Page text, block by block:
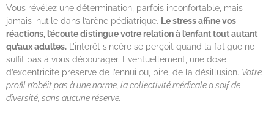
Vous révélez une détermination, parfois inconfortable, mais
jamais inutile dans l’arène pédiatrique. Le stress affine vos
réactions, l’écoute distingue votre relation à l’enfant tout autant
qu’aux adultes. L’intérêt sincère se perçoit quand la fatigue ne
suffit pas à vous décourager. Eventuellement, une dose
d’excentricité préserve de l’ennui ou, pire, de la désillusion. Votre
profil n’obéit pas à une norme, la collectivité médicale a soif de
diversité, sans aucune réserve.